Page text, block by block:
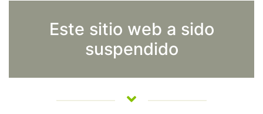
Este sitio web a sido
suspendido